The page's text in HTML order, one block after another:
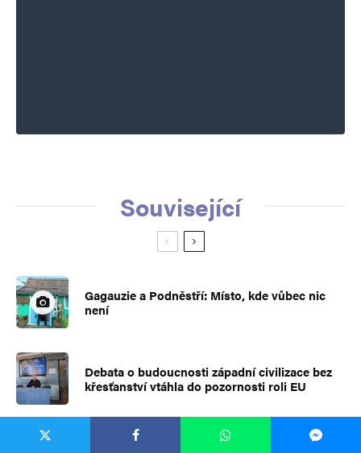
Související
Gagauzie a Podněstří: Místo, kde vůbec nic
není
Debata o budoucnosti západní civilizace bez
křesťanství vtáhla do pozornosti roli EU